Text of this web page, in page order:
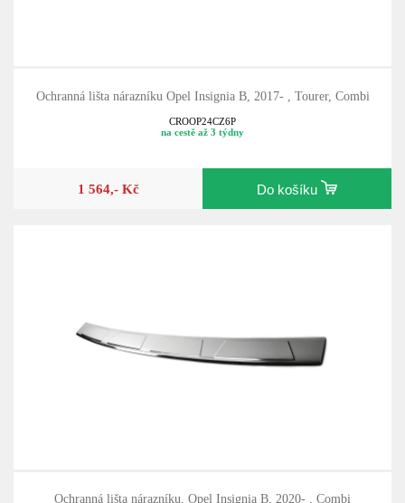
Ochranná lišta nárazníku Opel Insignia B, 2017- , Tourer, Combi
CROOP24CZ6P
na cestě až 3 týdny
1 564,- Kč Do košíku
Ochranná lišta nárazníku, Opel Insignia B, 2020- , Combi